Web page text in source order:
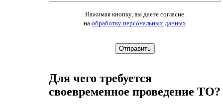
Оставьте это поле пустым.
Нажимая кнопку, вы даете согласие
на обработку персональных данных
Для чего требуется
своевременное проведение ТО?